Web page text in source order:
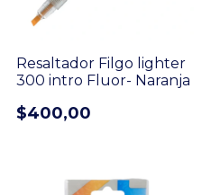
Resaltador Filgo lighter
300 intro Fluor- Naranja
$400,00